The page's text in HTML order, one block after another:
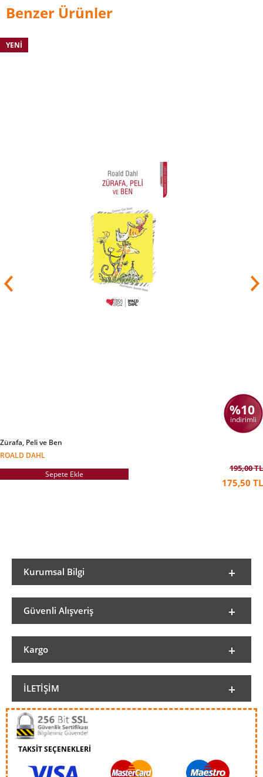
Benzer Ürünler
%10
indirimli
YENI
Zürafa, Peli ve Ben
ROALD DAHL
Sepete Ekle
195,00 TL
175,50 TL
Kurumsal Bilgi
Güvenli Alışveriş
Kargo
İLETIŞIM
TAKSİT SEÇENEKLERİ